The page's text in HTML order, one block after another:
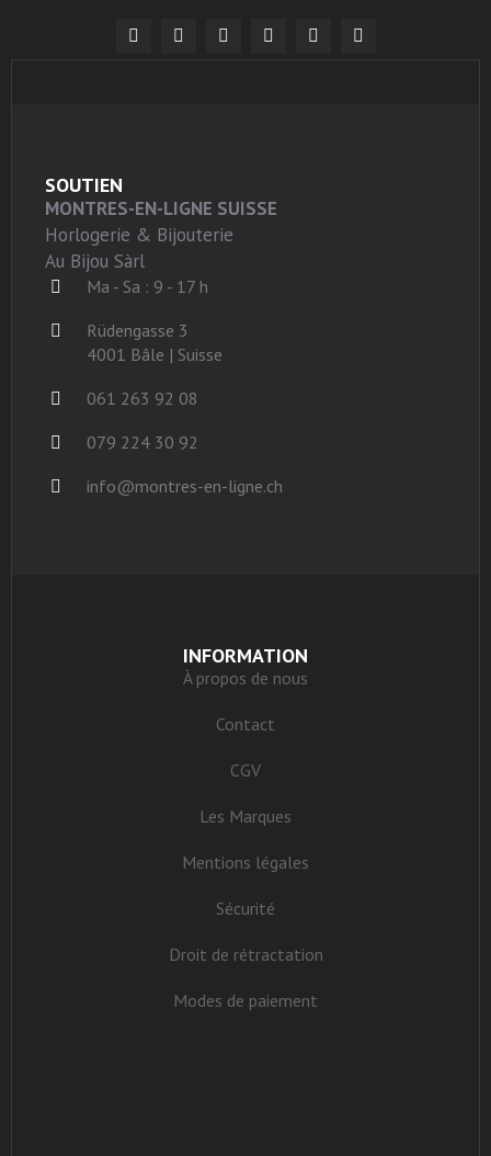
SOUTIEN
MONTRES-EN-LIGNE SUISSE
Horlogerie & Bijouterie
Au Bijou Sàrl
Ma - Sa : 9 - 17 h
Rüdengasse 3
4001 Bâle | Suisse
061 263 92 08
079 224 30 92
info@montres-en-ligne.ch
INFORMATION
À propos de nous
Contact
CGV
Les Marques
Mentions légales
Sécurité
Droit de rétractation
Modes de paiement